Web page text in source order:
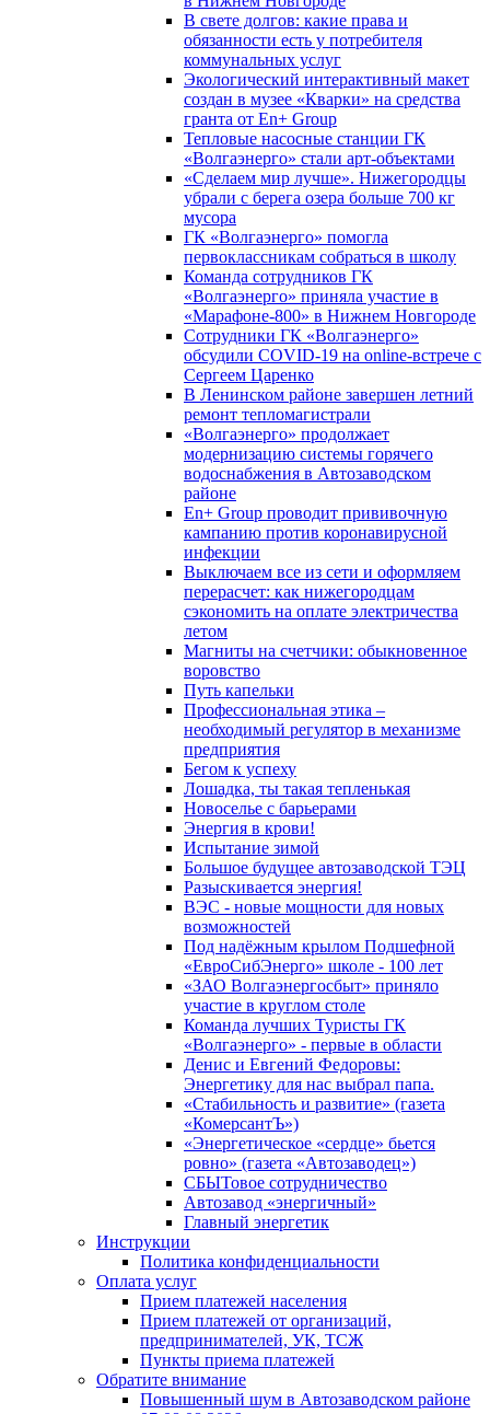
В свете долгов: какие права и
обязанности есть у потребителя
коммунальных услуг
Экологический интерактивный макет
создан в музее «Кварки» на средства
гранта от En+ Group
Тепловые насосные станции ГК
«Волгаэнерго» стали арт-объектами
«Сделаем мир лучше». Нижегородцы
убрали с берега озера больше 700 кг
мусора
ГК «Волгаэнерго» помогла
первоклассникам собраться в школу
Команда сотрудников ГК
«Волгаэнерго» приняла участие в
«Марафоне-800» в Нижнем Новгороде
Сотрудники ГК «Волгаэнерго»
обсудили COVID-19 на online-встрече с
Сергеем Царенко
В Ленинском районе завершен летний
ремонт тепломагистрали
«Волгаэнерго» продолжает
модернизацию системы горячего
водоснабжения в Автозаводском
районе
En+ Group проводит прививочную
кампанию против коронавирусной
инфекции
Выключаем все из сети и оформляем
перерасчет: как нижегородцам
сэкономить на оплате электричества
летом
Магниты на счетчики: обыкновенное
воровство
Путь капельки
Профессиональная этика –
необходимый регулятор в механизме
предприятия
Бегом к успеху
Лошадка, ты такая тепленькая
Новоселье с барьерами
Энергия в крови!
Испытание зимой
Большое будущее автозаводской ТЭЦ
Разыскивается энергия!
ВЭС - новые мощности для новых
возможностей
Под надёжным крылом Подшефной
«ЕвроСибЭнерго» школе - 100 лет
«ЗАО Волгаэнергосбыт» приняло
участие в круглом столе
Команда лучших Туристы ГК
«Волгаэнерго» - первые в области
Денис и Евгений Федоровы:
Энергетику для нас выбрал папа.
«Стабильность и развитие» (газета
«КомерсантЪ»)
«Энергетическое «сердце» бьется
ровно» (газета «Автозаводец»)
СБЫТовое сотрудничество
Автозавод «энергичный»
Главный энергетик
Инструкции
Политика конфиденциальности
Оплата услуг
Прием платежей населения
Прием платежей от организаций,
предпринимателей, УК, ТСЖ
Пункты приема платежей
Обратите внимание
Повышенный шум в Автозаводском районе